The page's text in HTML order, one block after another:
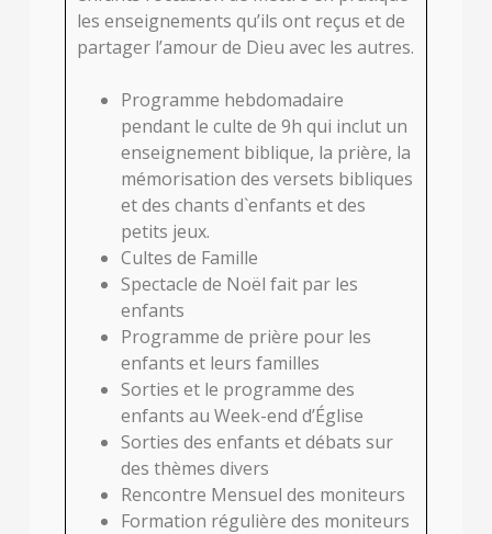
les enseignements qu’ils ont reçus et de
partager l’amour de Dieu avec les autres.
Programme hebdomadaire
pendant le culte de 9h qui inclut un
enseignement biblique, la prière, la
mémorisation des versets bibliques
et des chants d`enfants et des
petits jeux.
Cultes de Famille
Spectacle de Noël fait par les
enfants
Programme de prière pour les
enfants et leurs familles
Sorties et le programme des
enfants au Week-end d’Église
Sorties des enfants et débats sur
des thèmes divers
Rencontre Mensuel des moniteurs
Formation régulière des moniteurs